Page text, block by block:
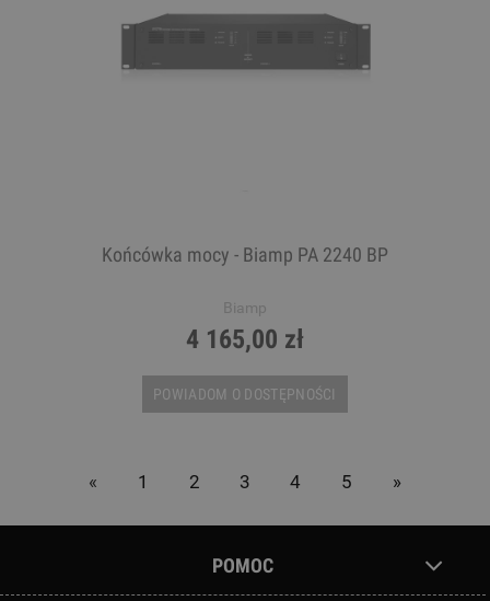
Końcówka mocy - Biamp PA 2240 BP
Biamp
4 165,00 zł
POWIADOM O DOSTĘPNOŚCI
« 1 2 3 4 5 »
POMOC